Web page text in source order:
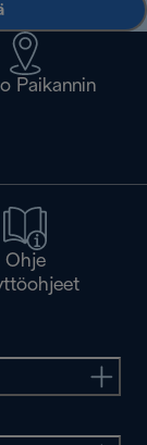
Paikannin
Ohje